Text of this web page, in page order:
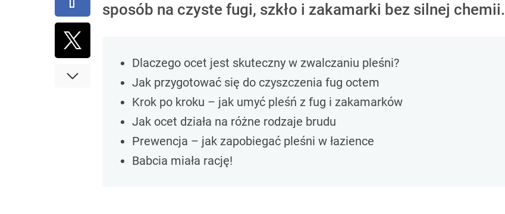
sposób na czyste fugi, szkło i zakamarki bez silnej chemii.
Dlaczego ocet jest skuteczny w zwalczaniu pleśni?
Jak przygotować się do czyszczenia fug octem
Krok po kroku – jak umyć pleśń z fug i zakamarków
Jak ocet działa na różne rodzaje brudu
Prewencja – jak zapobiegać pleśni w łazience
Babcia miała rację!